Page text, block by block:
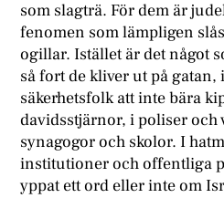
som slagträ. För dem är
fenomen som lämpligen
ogillar. Istället är det något
så fort de kliver ut på gatan,
säkerhetsfolk att inte bära
davidsstjärnor, i poliser och
synagogor och skolor. I
institutioner och offentliga
yppat ett ord eller inte om